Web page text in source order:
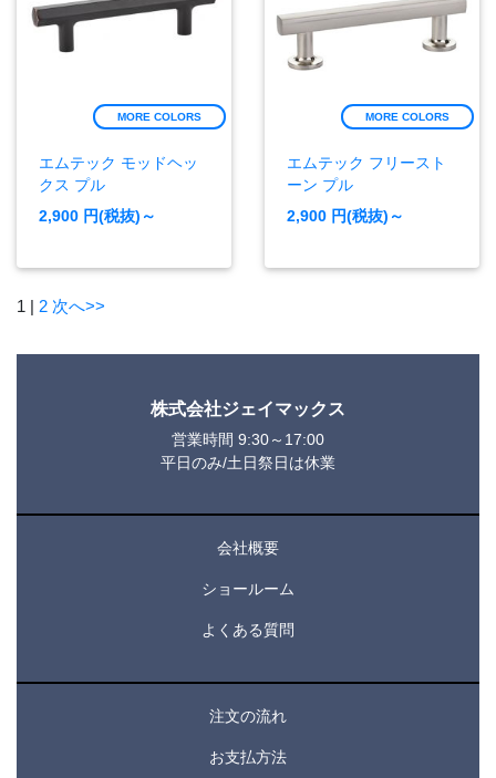
MORE COLORS
エムテック モッドヘッ
クス プル
2,900 円(税抜)～
MORE COLORS
エムテック フリースト
ーン プル
2,900 円(税抜)～
1 | 2 次へ>>
株式会社ジェイマックス
営業時間 9:30～17:00
平日のみ/土日祭日は休業
会社概要
ショールーム
よくある質問
注文の流れ
お支払方法